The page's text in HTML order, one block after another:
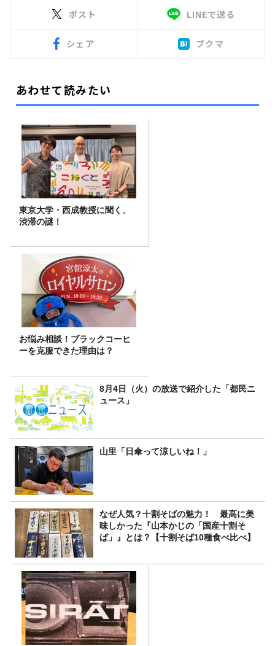
ポスト LINEで送る
シェア ブクマ
あわせて読みたい
東京大学・西成教授に聞く、
渋滞の謎！
お悩み相談！ブラックコーヒ
ーを克服できた理由は？
8月4日（火）の放送で紹介した「都民ニ
ュース」
山里「日傘って涼しいね！」
なぜ人気？十割そばの魅力！ 最高に美
味しかった『山本かじの「国産十割そ
ば」』とは？【十割そば10種食べ比べ】